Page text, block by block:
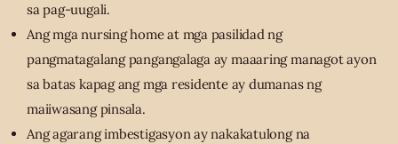
sa pag-uugali.
Ang mga nursing home at mga pasilidad ng
pangmatagalang pangangalaga ay maaaring managot ayon
sa batas kapag ang mga residente ay dumanas ng
maiiwasang pinsala.
Ang agarang imbestigasyon ay nakakatulong na